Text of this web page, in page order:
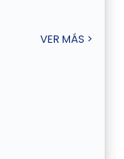
VER MÁS >